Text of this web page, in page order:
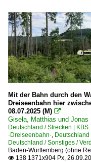
Mit der Bahn durch den
Dreiseenbahn hier
08.07.2025 (M) 
Gisela, Matthias und Jonas
Deutschland / Strecken |
·Dreiseenbahn·,
Deutschland / Sonstiges /
Baden-Württemberg (ohne
 138 1371x904 Px,